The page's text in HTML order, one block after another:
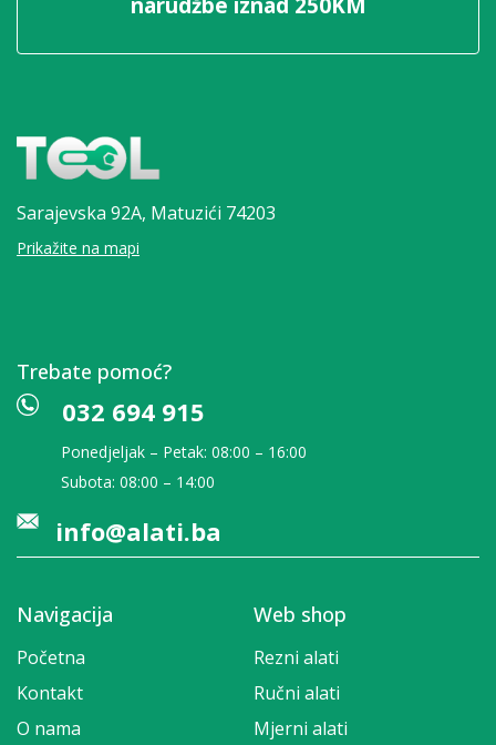
narudžbe iznad 250KM
Sarajevska 92A, Matuzići 74203
Prikažite na mapi
Trebate pomoć?
032 694 915
Ponedjeljak – Petak: 08:00 – 16:00
Subota: 08:00 – 14:00
info@alati.ba
Navigacija
Početna
Kontakt
O nama
Web shop
Rezni alati
Ručni alati
Mjerni alati